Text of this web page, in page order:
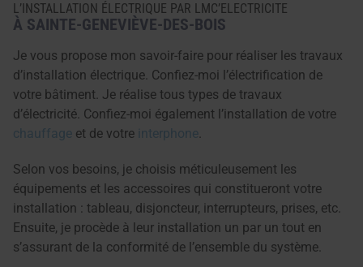
L’INSTALLATION ÉLECTRIQUE PAR LMC’ELECTRICITE
À SAINTE-GENEVIÈVE-DES-BOIS
Je vous propose mon savoir-faire pour réaliser les travaux
d’installation électrique. Confiez-moi l’électrification de
votre bâtiment. Je réalise tous types de travaux
d’électricité. Confiez-moi également l’installation de votre
chauffage et de votre interphone.
Selon vos besoins, je choisis méticuleusement les
équipements et les accessoires qui constitueront votre
installation : tableau, disjoncteur, interrupteurs, prises, etc.
Ensuite, je procède à leur installation un par un tout en
s’assurant de la conformité de l’ensemble du système.